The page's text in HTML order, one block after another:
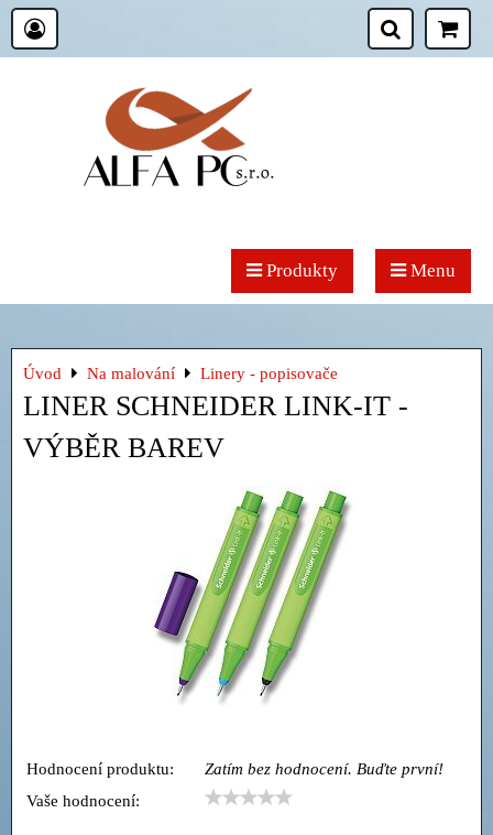
Produkty Menu
Úvod Na malování Linery - popisovače
LINER SCHNEIDER LINK-IT -
VÝBĚR BAREV
Hodnocení produktu:
Zatím bez hodnocení. Buďte první!
Vaše hodnocení: